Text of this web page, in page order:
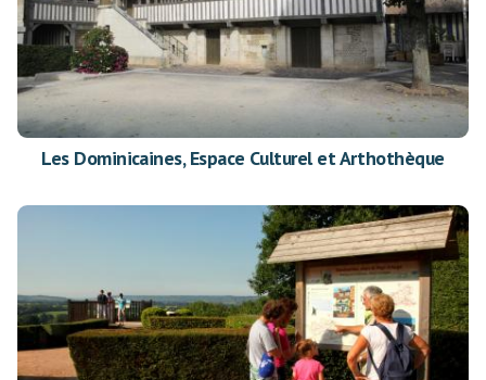
Les Dominicaines, Espace Culturel et Arthothèque